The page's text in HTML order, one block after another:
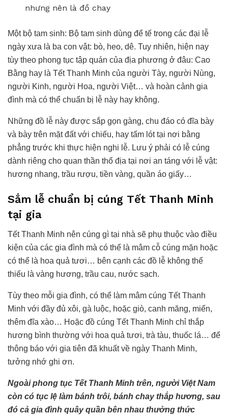
nhưng nên là đồ chay
Một bộ tam sinh: Bộ tam sinh dùng để tế trong các đại lễ
ngày xưa là ba con vật: bò, heo, dê. Tuy nhiên, hiện nay
tùy theo phong tục tập quán của địa phương ở đâu: Cao
Bằng hay là Tết Thanh Minh của người Tày, người Nùng,
người Kinh, người Hoa, người Việt… và hoàn cảnh gia
đình mà có thể chuẩn bị lễ này hay không.
Những đồ lễ này được sắp gọn gàng, chu đáo có đĩa bày
và bày trên mặt đất với chiếu, hay tấm lót tại nơi bằng
phẳng trước khi thực hiện nghi lễ. Lưu ý phải có lễ cúng
dành riêng cho quan thần thổ địa tại nơi an táng với lễ vật:
hương nhang, trầu rượu, tiền vàng, quần áo giấy…
Sắm lễ chuẩn bị cúng Tết Thanh Minh
tại gia
Tết Thanh Minh nên cúng gì tại nhà sẽ phụ thuộc vào điều
kiện của các gia đình mà có thể là mâm cỗ cúng mặn hoặc
có thể là hoa quả tươi… bên cạnh các đồ lễ không thể
thiếu là vàng hương, trầu cau, nước sạch.
Tùy theo mỗi gia đình, có thể làm mâm cúng Tết Thanh
Minh với đầy đủ xôi, gà luộc, hoặc giò, canh măng, miến,
thêm đĩa xào… Hoặc đồ cúng Tết Thanh Minh chỉ thắp
hương bình thường với hoa quả tươi, trà tàu, thuốc lá… để
thông báo với gia tiên đã khuất về ngày Thanh Minh,
tưởng nhớ ghi ơn.
Ngoài phong tục Tết Thanh Minh trên, người Việt Nam
còn có tục lệ làm bánh trôi, bánh chay thắp hương, sau
đó cả gia đình quây quần bên nhau thưởng thức